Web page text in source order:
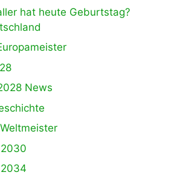
hat heute Geburtstag?
News